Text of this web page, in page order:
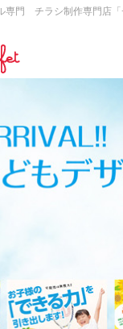
専門 チラシ制作専門店